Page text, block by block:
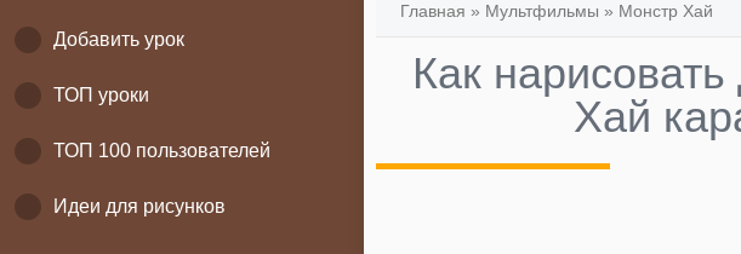
Добавить урок
ТОП уроки
ТОП 100 пользователей
Идеи для рисунков
Главная » Мультфильмы » Монстр Хай
Как
Хай